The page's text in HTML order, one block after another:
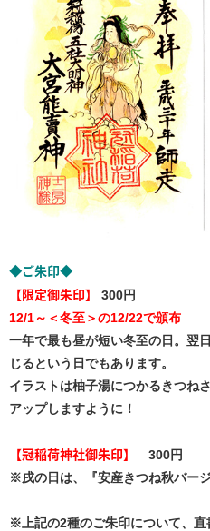
◆ご朱印◆
【限定御朱印】
300円
12/1～＜冬至＞の12/22で頒布
一年で最も昼が短い冬至の日。翌
じるという日でもあります。
イラストは柚子湯につかるきつね
アップしますように！
【冠稲荷神社御朱印】
300円
※戌の日は、『安産きつね秋バー
※上記の2種のご朱印について、直